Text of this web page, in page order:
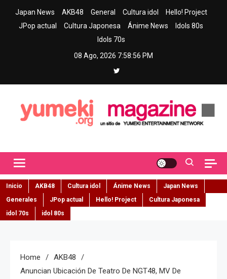
Japan News AKB48 General Cultura idol
Hello! Project
JPop actual
Cultura Japonesa Ánime News
Idols 80s
Idols 70s
08 Ago, 2026 7:58:57 PM
Inicio AKB48 Cultura idol Ánime News
Japan News
Generales
JPop actual Hello! Project
Cultura Japonesa
idol 70s
idol 80s
Home
AKB48
Anuncian Ubicación De Teatro De NGT48, MV De